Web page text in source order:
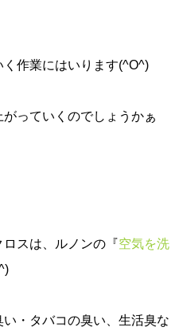
作業にはいります(^O^)
っていくのでしょうかぁ
スは、ルノンの『空気を洗
・タバコの臭い、生活臭な